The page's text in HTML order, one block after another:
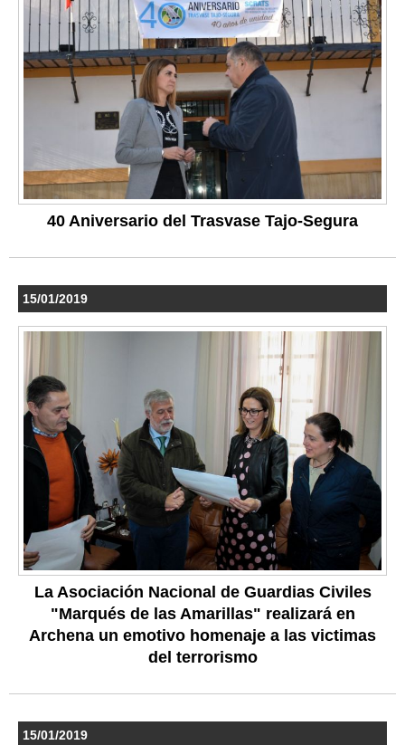
40 Aniversario del Trasvase Tajo-Segura
15/01/2019
La Asociación Nacional de Guardias Civiles
"Marqués de las Amarillas" realizará en
Archena un emotivo homenaje a las victimas
del terrorismo
15/01/2019